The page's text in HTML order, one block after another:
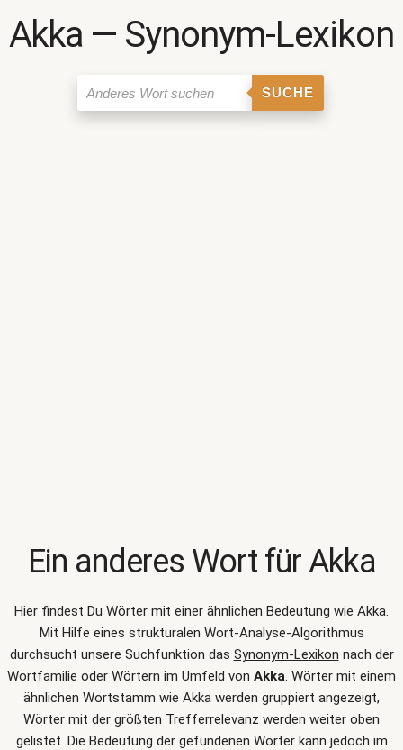
Akka ― Synonym-Lexikon
SUCHE
Ein anderes Wort fürAkka
Hier findest Du Wörter mit einer ähnlichen Bedeutung wie Akka.
Mit Hilfe eines strukturalen Wort-Analyse-Algorithmus
durchsucht unsere Suchfunktion das Synonym-Lexikon nach der
Wortfamilie oder Wörtern im Umfeld von Akka. Wörter mit einem
ähnlichen Wortstamm wie Akka werden gruppiert angezeigt,
Wörter mit der größten Trefferrelevanz werden weiter oben
gelistet. Die Bedeutung der gefundenen Wörter kann jedoch im